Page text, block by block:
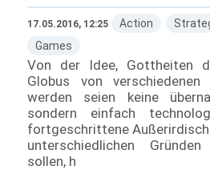
17.05.2016, 12:25 Action
Games
Von der Idee, Gottheiten
Globus von verschiedenen
werden seien keine
sondern einfach
fortgeschrittene
unterschiedlichen
sollen, h